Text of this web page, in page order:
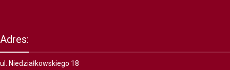
Adres:
ul. Niedziałkowskiego 18